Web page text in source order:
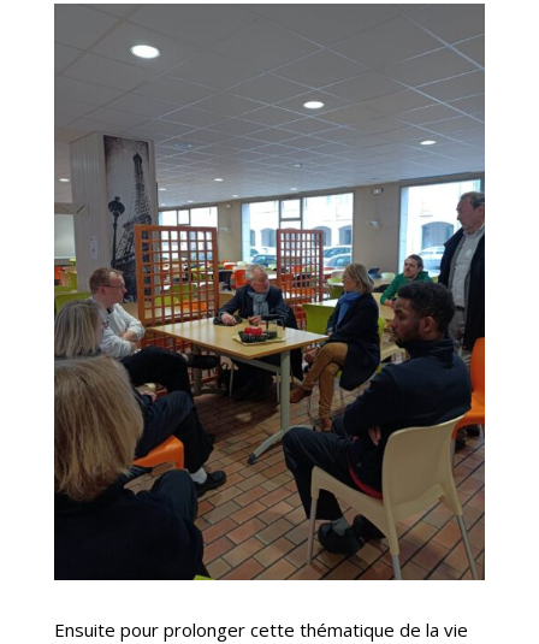
Ensuite pour prolonger cette thématique de la vie